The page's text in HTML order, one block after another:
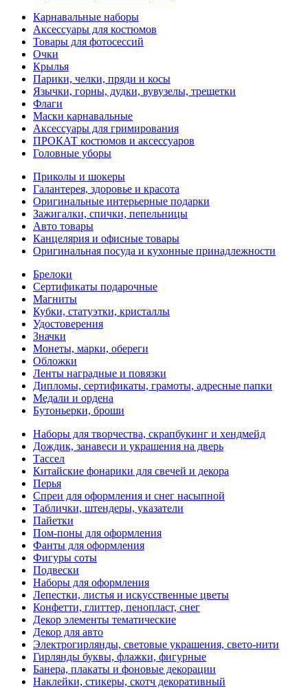
Карнавальные наборы
Аксессуары для костюмов
Товары для фотосессий
Очки
Крылья
Парики, челки, пряди и косы
Язычки, горны, дудки, вувузелы, трещетки
Флаги
Маски карнавальные
Аксессуары для гримирования
ПРОКАТ костюмов и аксессуаров
Головные уборы
Приколы и шокеры
Галантерея, здоровье и красота
Оригинальные интерьерные подарки
Зажигалки, спички, пепельницы
Авто товары
Канцелярия и офисные товары
Оригинальная посуда и кухонные принадлежности
Брелоки
Сертификаты подарочные
Магниты
Кубки, статуэтки, кристаллы
Удостоверения
Значки
Монеты, марки, обереги
Обложки
Ленты наградные и повязки
Дипломы, сертификаты, грамоты, адресные папки
Медали и ордена
Бутоньерки, броши
Наборы для творчества, скрапбукинг и хендмейд
Дождик, занавеси и украшения на дверь
Тассел
Китайские фонарики для свечей и декора
Перья
Спреи для оформления и снег насыпной
Таблички, штендеры, указатели
Пайетки
Пом-поны для оформления
Фанты для оформления
Фигуры соты
Подвески
Наборы для оформления
Лепестки, листья и искусственные цветы
Конфетти, глиттер, пенопласт, снег
Декор элементы тематические
Декор для авто
Электрогирлянды, световые украшения, свето-нити
Гирлянды буквы, флажки, фигурные
Банера, плакаты и фоновые декорации
Наклейки, стикеры, скотч декоративный